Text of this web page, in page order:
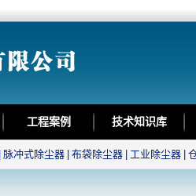
工程案例 技术知识库
脉冲式除尘器 布袋除尘器 工业除尘器